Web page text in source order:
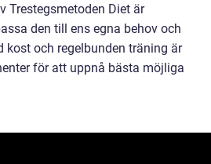
Trestegsmetoden Diet är
den till ens egna behov och
kost och regelbunden träning är
för att uppnå bästa möjliga